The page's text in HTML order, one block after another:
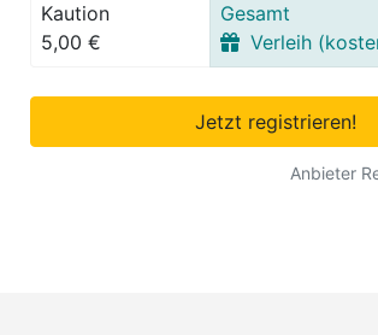
Kaution
5,00 €
Gesamt
Verleih
Jetzt registrieren!
Anbieter